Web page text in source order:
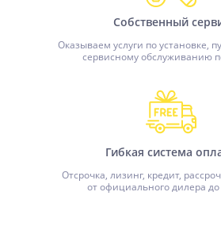
Собственный
Оказываем услуги по установке,
сервисному обслуживанию
Гибкая система
Отсрочка, лизинг, кредит,
от официального дилера до